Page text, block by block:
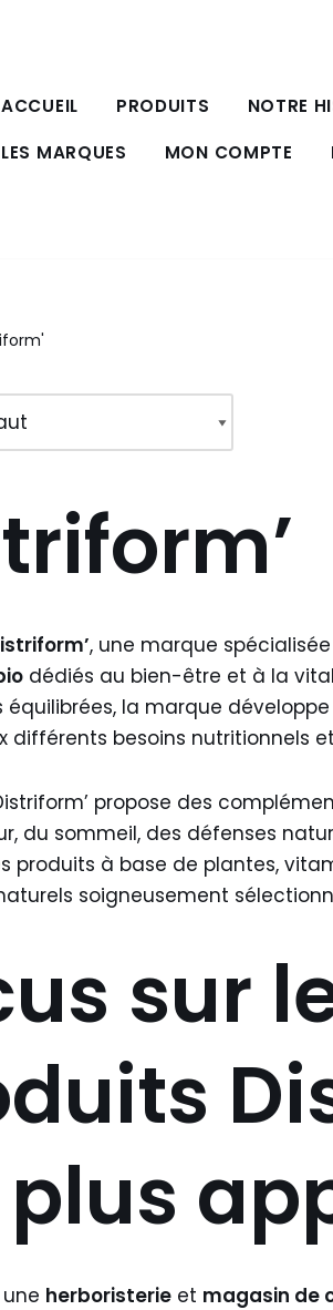
ACCUEIL PRODUITS NOTRE
LES MARQUES
MON COMPTE
, une marque
dédiés au bien-être et à la
équilibrées, la marque
différents besoins nutritionnels
propose des
du sommeil, des défenses
produits à base de plantes,
soigneusement
sur
herboristerieet magasin de